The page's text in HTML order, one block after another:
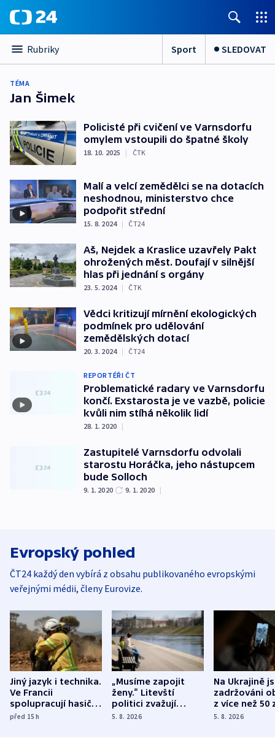
Rubriky Sport SLEDOVAT
TÉMA
Jan Šimek
Policisté při cvičení ve Varnsdorfu
omylem vstoupili do špatné školy
18. 10. 2025 | ČTK
Malí a velcí zemědělci se na dotacích
neshodnou, ministerstvo chce
podpořit střední
15. 8. 2024 | ČT24
Aš, Nejdek a Kraslice uzavřely Pakt
ohrožených měst. Doufají v silnější
hlas při jednání s orgány
23. 5. 2024 | ČTK
Vědci kritizují mírnění ekologických
podmínek pro udělování
zemědělských dotací
20. 3. 2024 | ČT24
REPORTÉŘI ČT
Problematické radary ve Varnsdorfu
končí. Exstarosta je ve vazbě, policie
kvůli nim stíhá několik lidí
28. 1. 2020 |
Zastupitelé Varnsdorfu odvolali
starostu Horáčka, jeho nástupcem
bude Solloch
9. 1. 2020 9. 1. 2020 |
Evropský pohled
ČT24 každý den vybírá z obsahu publikovaného evropskými
veřejnými médii, členy Eurovize.
Jiný jazyk i technika.
Ve Francii
spolupracují hasiči z
různých zemí
před 15h
„Musíme zapojit
ženy.“ Litevští
politici zvažují
dohodu o
5. 8. 2026
Na Ukrajině
zadržováni
z více než 50
Bojovali na
5. 8. 2026